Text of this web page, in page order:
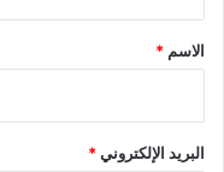
*
الاسم *
البريد الإلكتروني*